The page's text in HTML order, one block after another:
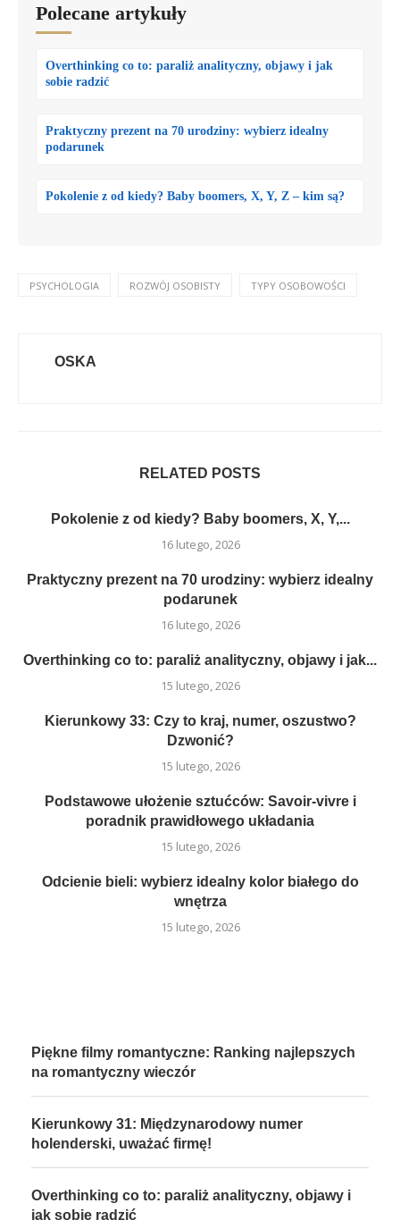
Polecane artykuły
Overthinking co to: paraliż analityczny, objawy i jak
sobie radzić
Praktyczny prezent na 70 urodziny: wybierz idealny
podarunek
Pokolenie z od kiedy? Baby boomers, X, Y, Z – kim są?
PSYCHOLOGIA ROZWÓJ OSOBISTY TYPY OSOBOWOŚCI
OSKA
RELATED POSTS
Pokolenie z od kiedy? Baby boomers, X, Y,...
16 lutego, 2026
Praktyczny prezent na 70 urodziny: wybierz idealny
podarunek
16 lutego, 2026
Overthinking co to: paraliż analityczny, objawy i jak...
15 lutego, 2026
Kierunkowy 33: Czy to kraj, numer, oszustwo?
Dzwonić?
15 lutego, 2026
Podstawowe ułożenie sztućców: Savoir-vivre i
poradnik prawidłowego układania
15 lutego, 2026
Odcienie bieli: wybierz idealny kolor białego do
wnętrza
15 lutego, 2026
Piękne filmy romantyczne: Ranking najlepszych
na romantyczny wieczór
Kierunkowy 31: Międzynarodowy numer
holenderski, uważać firmę!
Overthinking co to: paraliż analityczny, objawy i
jak sobie radzić